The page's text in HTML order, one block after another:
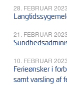
28. FEBRUAR 2023
21. FEBRUAR 2023
10. FEBRUAR 2023
Ferieønsker i
samt varsling af